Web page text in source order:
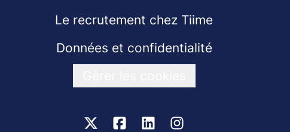
Le recrutement chez Tiime
Données et confidentialité